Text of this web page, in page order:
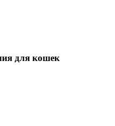
для кошек